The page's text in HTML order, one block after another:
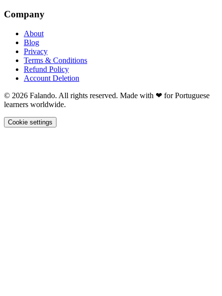
Company
About
Blog
Privacy
Terms & Conditions
Refund Policy
Account Deletion
© 2026 Falando. All rights reserved. Made with ❤ for Portuguese
learners worldwide.
Cookie settings